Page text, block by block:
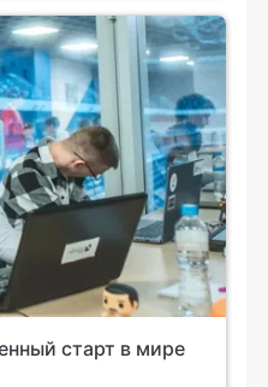
старт в мире